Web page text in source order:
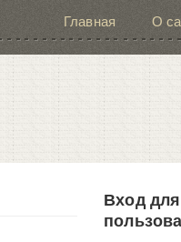
Главная О
Вход для